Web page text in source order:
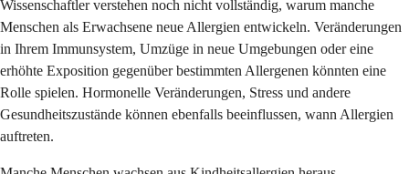
Wissenschaftler verstehen noch nicht vollständig, warum manche
Menschen als Erwachsene neue Allergien entwickeln. Veränderungen
in Ihrem Immunsystem, Umzüge in neue Umgebungen oder eine
erhöhte Exposition gegenüber bestimmten Allergenen könnten eine
Rolle spielen. Hormonelle Veränderungen, Stress und andere
Gesundheitszustände können ebenfalls beeinflussen, wann Allergien
auftreten.